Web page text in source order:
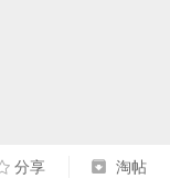
分享 淘帖